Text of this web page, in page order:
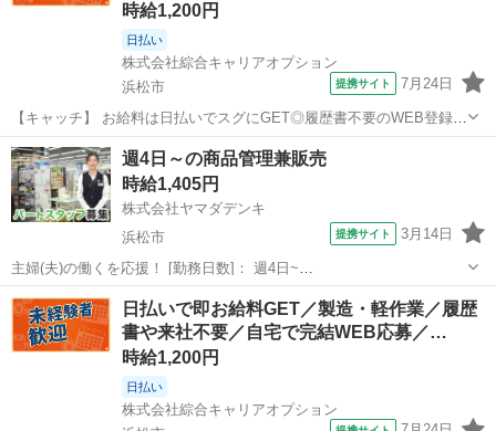
時給1,200円
日払い
株式会社綜合キャリアオプション
浜松市
提携サイト 7月24日
【キャッチ】 お給料は日払いでスグにGET◎履歴書不要のWEB登録
OK！「施設での調理補助」高時給1200円！舞阪周辺！20代～40代の
スタッフが多数活躍中★ 【コメント】 製造のお仕事が豊富★未経験で
働いてみたい方も大歓...
静岡 浜松市 その他
週4日～の商品管理兼販売
時給1,405円
株式会社ヤマダデンキ
浜松市
提携サイト 3月14日
主婦(夫)の働くを応援！ [勤務日数]： 週4日~
10:00~17:00/10:00~18:30/11:00~18:00/12:30~21:00/14:00~21:00 月/
火/水/木/金/土/日 などから選べます [...
静岡 浜松市 その他
日払いで即お給料GET／製造・軽作業／履歴
書や来社不要／自宅で完結WEB応募／…
時給1,200円
日払い
株式会社綜合キャリアオプション